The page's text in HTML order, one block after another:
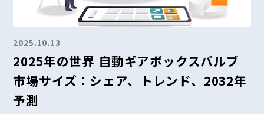
2025.10.13
2025年の世界 自動ギアボックスバルブ
市場サイズ：シェア、トレンド、2032年
予測